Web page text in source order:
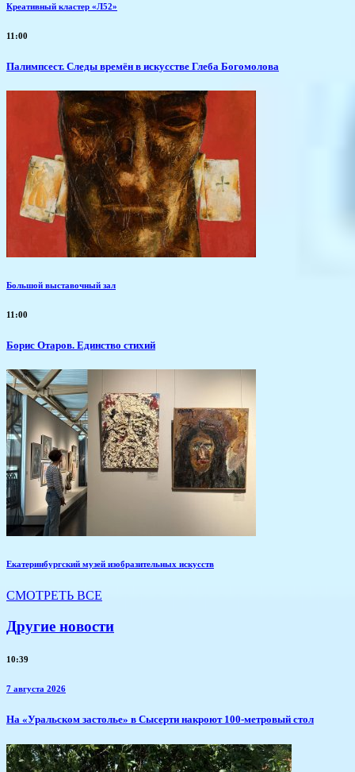
Креативный кластер «Л52»
11:00
Палимпсест. Следы времён в искусстве Глеба Богомолова
Большой выставочный зал
11:00
Борис Отаров. Единство стихий
Екатеринбургский музей изобразительных искусств
СМОТРЕТЬ ВСЕ
Другие новости
10:39
7 августа 2026
​На «Уральском застолье» в Сысерти накроют 100-метровый стол